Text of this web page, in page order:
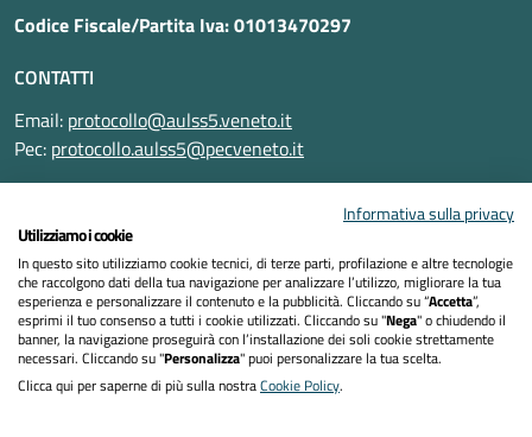
Codice Fiscale/Partita Iva: 01013470297
CONTATTI
Email: protocollo@aulss5.veneto.it
Pec: protocollo.aulss5@pecveneto.it
Informativa privacy
Dichiarazione di accessibilità
Informativa sulla privacy
Utilizziamo i cookie
In questo sito utilizziamo cookie tecnici, di terze parti, profilazione e altre tecnologie
che raccolgono dati della tua navigazione per analizzare l’utilizzo, migliorare la tua
esperienza e personalizzare il contenuto e la pubblicità. Cliccando su “Accetta”,
esprimi il tuo consenso a tutti i cookie utilizzati. Cliccando su "Nega" o chiudendo il
banner, la navigazione proseguirà con l’installazione dei soli cookie strettamente
necessari. Cliccando su "Personalizza" puoi personalizzare la tua scelta.
Clicca qui per saperne di più sulla nostraCookie Policy.